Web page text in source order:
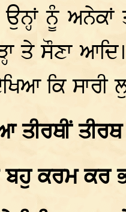
ਨੂੰ
ਤੇ ਸੌਣਾ
ਕਿ
ਤੀਰਥੀਂ
ਕਰਮ ਕਰ